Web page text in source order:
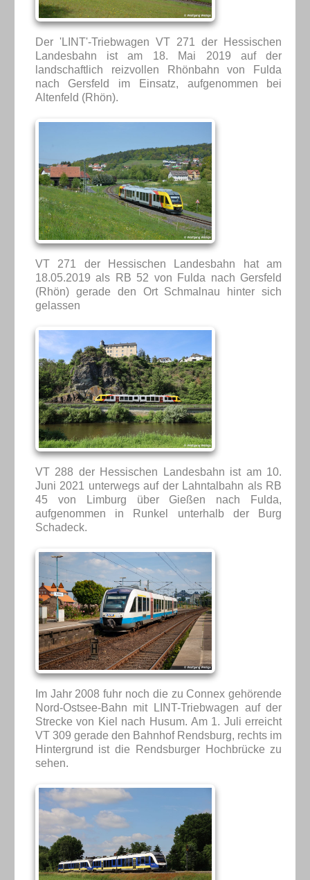
Der 'LINT'-Triebwagen VT 271 der Hessischen
Landesbahn ist am 18. Mai 2019 auf der
landschaftlich reizvollen Rhönbahn von Fulda
nach Gersfeld im Einsatz, aufgenommen bei
Altenfeld (Rhön).
VT 271 der Hessischen Landesbahn hat am
18.05.2019 als RB 52 von Fulda nach Gersfeld
(Rhön) gerade den Ort Schmalnau hinter sich
gelassen
VT 288 der Hessischen Landesbahn ist am 10.
Juni 2021 unterwegs auf der Lahntalbahn als RB
45 von Limburg über Gießen nach Fulda,
aufgenommen in Runkel unterhalb der Burg
Schadeck.
Im Jahr 2008 fuhr noch die zu Connex gehörende
Nord-Ostsee-Bahn mit LINT-Triebwagen auf der
Strecke von Kiel nach Husum. Am 1. Juli erreicht
VT 309 gerade den Bahnhof Rendsburg, rechts im
Hintergrund ist die Rendsburger Hochbrücke zu
sehen.